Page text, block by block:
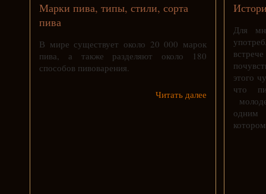
Марки пива, типы, стили, сорта
пива
В мире существует около 20 000 марок
пива, а также разделяют около 180
способов пивоварения.
Читать далее
Для
этого
что
одним